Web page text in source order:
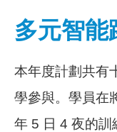
多元智能
本年度計劃共有
學參與。學員在
年 5 日 4 夜的訓